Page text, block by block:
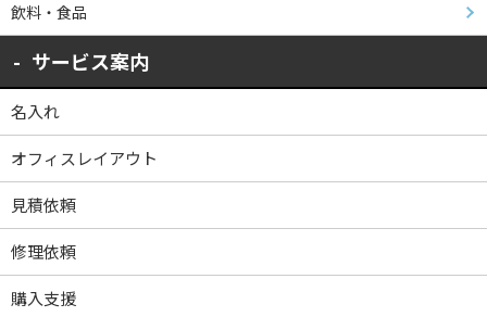
飲料・食品
サービス案内
名入れ
オフィスレイアウト
見積依頼
修理依頼
購入支援